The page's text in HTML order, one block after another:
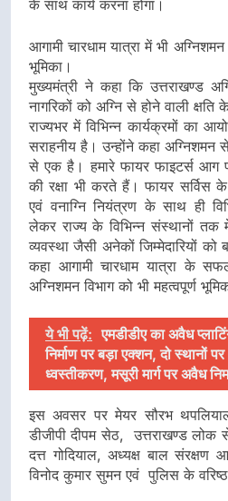
के साथ कार्य करना होगा।
आगामी चारधाम यात्रा में भी अग्निशमन
भूमिका।
मुख्यमंत्री ने कहा कि उत्तराखण्ड
नागरिकों को अग्नि से होने वाली
राज्यभर में विभिन्न कार्यक्रमों का
सराहनीय है। उन्होंने कहा
से एक है। हमारे फायर फाइटर्स आग
की रक्षा भी करते हैं। फायर सर्विस के
एवं वनाग्नि नियंत्रण के साथ ही
लेकर राज्य के विभिन्न संस्थानों तक
व्यवस्था जैसी अनेकों जिम्मेदारियों
कहा आगामी चारधाम यात्रा के
अग्निशमन विभाग को भी महत्वपूर्ण
ये भी पढ़ें: एमडीडीए का अवैध
निर्माण पर बड़ा एक्शन, दो स्थानों पर
ध्वस्तीकरण, मसूरी मार्ग पर अवैध
इस अवसर पर मेयर सौरभ
डीजीपी दीपम सेठ, उत्तराखण्ड लोक
दत्त गोदियाल, अध्यक्ष बाल संरक्षण
विनोद कुमार सुमन एवं पुलिस के